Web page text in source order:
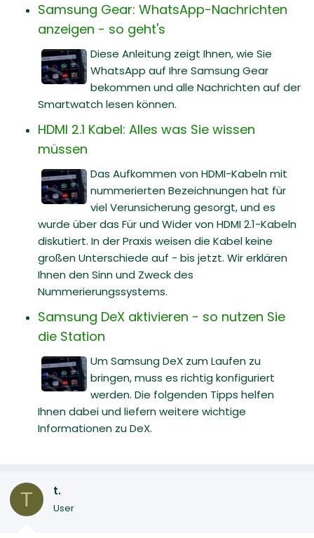
Samsung Gear: WhatsApp-Nachrichten
anzeigen - so geht's
Diese Anleitung zeigt Ihnen, wie Sie
WhatsApp auf Ihre Samsung Gear
bekommen und alle Nachrichten auf der
Smartwatch lesen können.
HDMI 2.1 Kabel: Alles was Sie wissen
müssen
Das Aufkommen von HDMI-Kabeln mit
nummerierten Bezeichnungen hat für
viel Verunsicherung gesorgt, und es
wurde über das Für und Wider von HDMI 2.1-Kabeln
diskutiert. In der Praxis weisen die Kabel keine
großen Unterschiede auf - bis jetzt. Wir erklären
Ihnen den Sinn und Zweck des
Nummerierungssystems.
Samsung DeX aktivieren - so nutzen Sie
die Station
Um Samsung DeX zum Laufen zu
bringen, muss es richtig konfiguriert
werden. Die folgenden Tipps helfen
Ihnen dabei und liefern weitere wichtige
Informationen zu DeX.
T t.
User